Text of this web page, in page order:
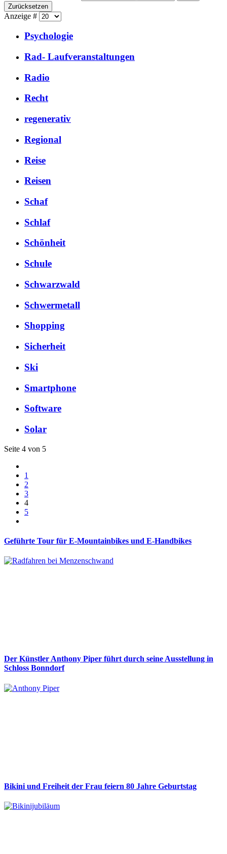
Zurücksetzen
Anzeige #
Psychologie
Rad- Laufveranstaltungen
Radio
Recht
regenerativ
Regional
Reise
Reisen
Schaf
Schlaf
Schönheit
Schule
Schwarzwald
Schwermetall
Shopping
Sicherheit
Ski
Smartphone
Software
Solar
Seite 4 von 5
1
2
3
4
5
Geführte Tour für E-Mountainbikes und E-Handbikes
Der Künstler Anthony Piper führt durch seine Ausstellung in
Schloss Bonndorf
Bikini und Freiheit der Frau feiern 80 Jahre Geburtstag